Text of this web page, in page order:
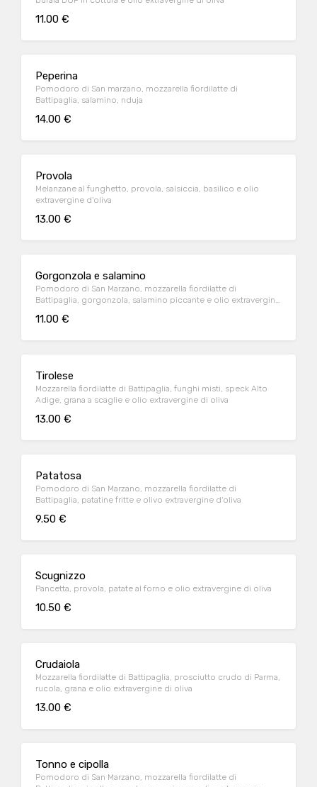
11.00 €
Peperina
Pomodoro di San marzano, mozzarella fiordilatte di
Battipaglia, salamino, nduja
14.00 €
Provola
Melanzane al funghetto, provola, salsiccia, basilico e olio
extravergine d'oliva
13.00 €
Gorgonzola e salamino
Pomodoro di San Marzano, mozzarella fiordilatte di
Battipaglia, gorgonzola, salamino piccante e olio extravergine
11.00 €
Tirolese
Mozzarella fiordilatte di Battipaglia, funghi misti, speck Alto
Adige, grana a scaglie e olio extravergine di oliva
13.00 €
Patatosa
Pomodoro di San Marzano, mozzarella fiordilatte di
Battipaglia, patatine fritte e olivo extravergine d'oliva
9.50 €
Scugnizzo
Pancetta, provola, patate al forno e olio extravergine di oliva
10.50 €
Crudaiola
Mozzarella fiordilatte di Battipaglia, prosciutto crudo di Parma,
rucola, grana e olio extravergine di oliva
13.00 €
Tonno e cipolla
Pomodoro di San Marzano, mozzarella fiordilatte di